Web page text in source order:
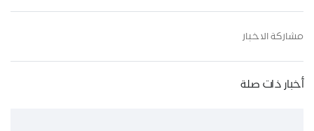
مشاركة الاخبار
أخبار ذات صلة